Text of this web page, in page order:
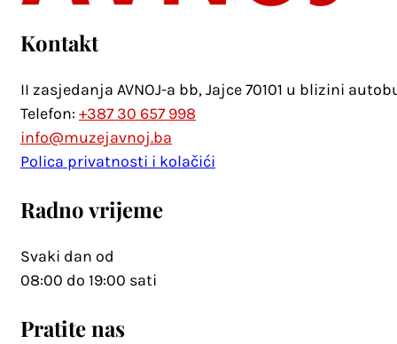
Kontakt
II zasjedanja AVNOJ-a bb, Jajce 70101 u blizini
Telefon: +387 30 657 998
info@muzejavnoj.ba
Polica privatnosti i kolačići
Radno vrijeme
Svaki dan od
08:00 do 19:00 sati
Pratite nas